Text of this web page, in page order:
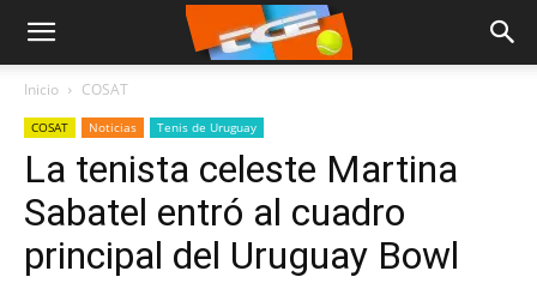
Inicio COSAT
COSAT Noticias Tenis de Uruguay
La tenista celeste Martina
Sabatel entró al cuadro
principal del Uruguay Bowl